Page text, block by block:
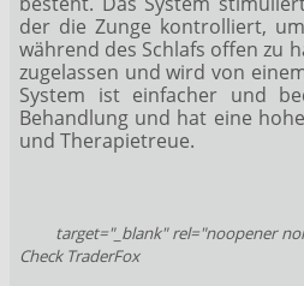
der die Zunge kontrolliert,
während des Schlafs offen zu
zugelassen und wird von
System ist einfacher und
Behandlung und hat eine
und Therapietreue.
target="_blank" rel="noopener
Check TraderFox